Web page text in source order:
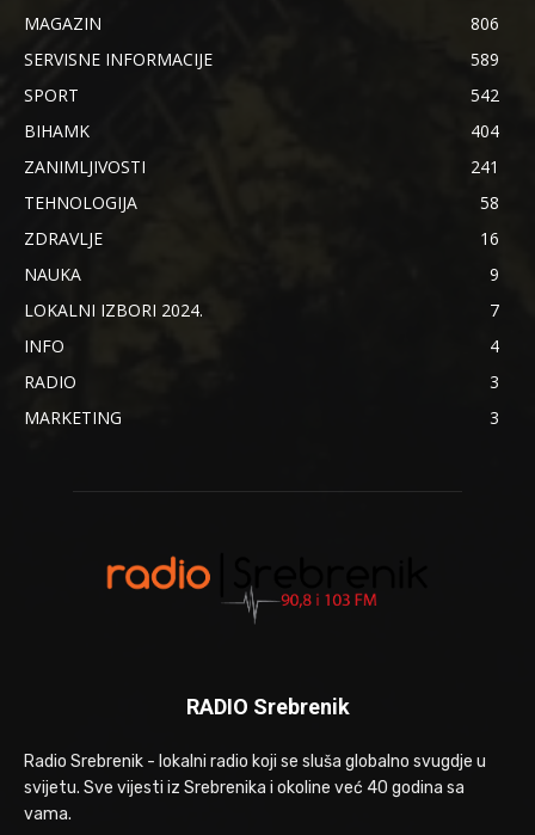
MAGAZIN
806
SERVISNE INFORMACIJE
589
SPORT
542
BIHAMK
404
ZANIMLJIVOSTI
241
TEHNOLOGIJA
58
ZDRAVLJE
16
NAUKA
9
LOKALNI IZBORI 2024.
7
INFO
4
RADIO
3
MARKETING
3
RADIO Srebrenik
Radio Srebrenik - lokalni radio koji se sluša globalno svugdje u
svijetu. Sve vijesti iz Srebrenika i okoline već 40 godina sa
vama.